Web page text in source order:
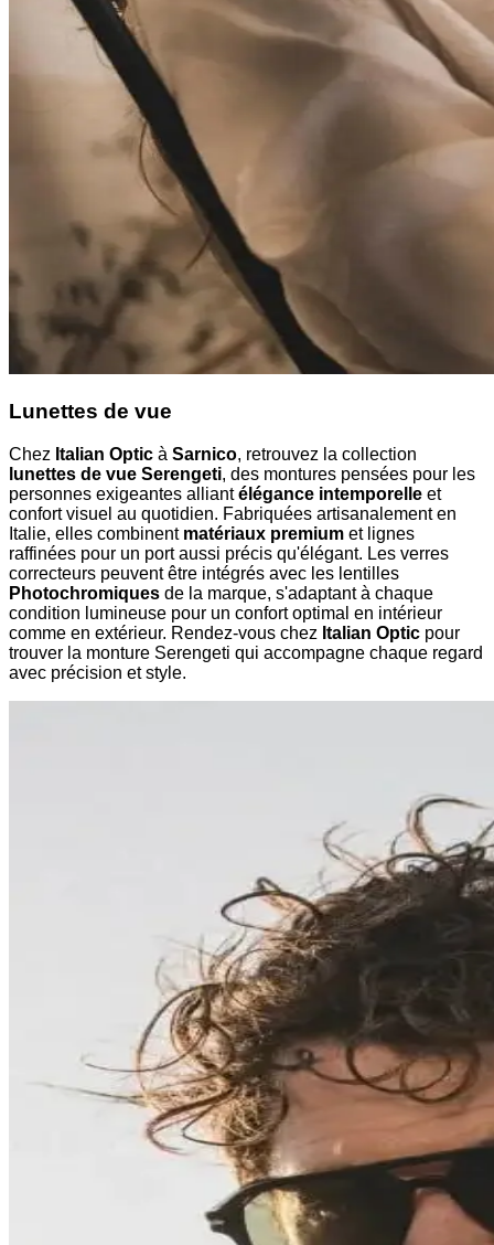
Lunettes de vue
Chez Italian Optic à Sarnico, retrouvez la collection
lunettes de vue Serengeti, des montures pensées pour les
personnes exigeantes alliantélégance intemporelle et
confort visuel au quotidien. Fabriquées artisanalement en
Italie, elles combinent matériaux premium et lignes
raffinées pour un port aussi précis qu'élégant. Les verres
correcteurs peuvent être intégrés avec les lentilles
Photochromiques de la marque, s'adaptant à chaque
condition lumineuse pour un confort optimal en intérieur
comme en extérieur. Rendez-vous chez Italian Optic pour
trouver la monture Serengeti qui accompagne chaque regard
avec précision et style.